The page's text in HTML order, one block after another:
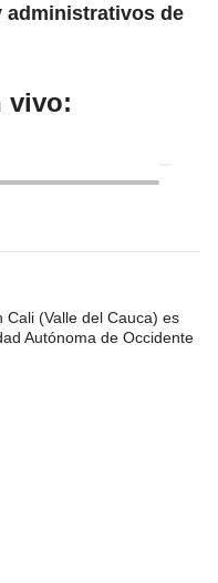
administrativos de
vivo:
Cali (Valle del Cauca) es
Autónoma de Occidente